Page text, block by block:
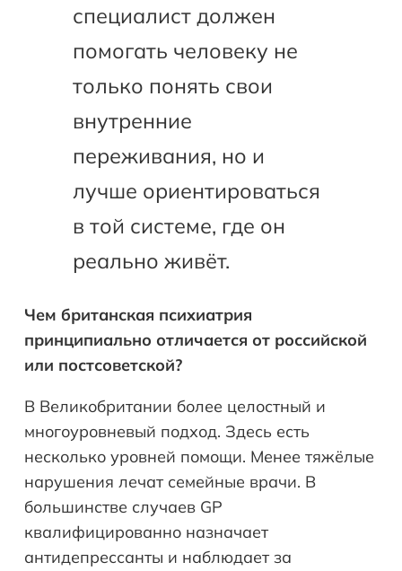
специалист должен
помогать человеку не
только понять свои
внутренние
переживания, но и
лучше ориентироваться
в той системе, где он
реально живёт.
Чем британская психиатрия
принципиально отличается от российской
или постсоветской?
В Великобритании более целостный и
многоуровневый подход. Здесь есть
несколько уровней помощи. Менее тяжёлые
нарушения лечат семейные врачи. В
большинстве случаев GP
квалифицированно назначает
антидепрессанты и наблюдает за